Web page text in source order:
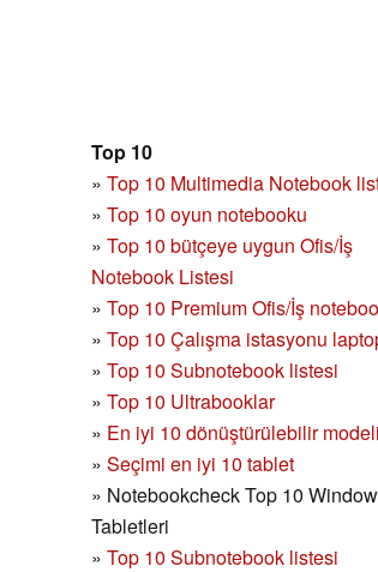
Top 10
» Top 10 Multimedia Notebook
» Top 10 oyun notebooku
» Top 10 bütçeye uygun Ofis/İş
Notebook Listesi
» Top 10 Premium Ofis/İş
» Top 10 Çalışma istasyonu
» Top 10 Subnotebook listesi
» Top 10 Ultrabooklar
» En iyi 10 dönüştürülebilir modeli
» Seçimi en iyi 10 tablet
» Notebookcheck Top 10
Tabletleri
» Top 10 Subnotebook listesi